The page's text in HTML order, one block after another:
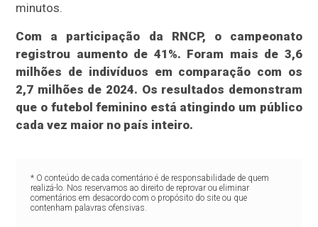
minutos.
Com a participação da RNCP,
o campeonato
registrou aumento de 41%. Foram mais de 3,6
milhões de indivíduos em comparação com os
2,7 milhões de 2024. Os resultados demonstram
que o futebol feminino está atingindo um público
cada vez maior no país inteiro.
* O conteúdo de cada comentário é de responsabilidade de quem
realizá-lo. Nos reservamos ao direito de reprovar ou eliminar
comentários em desacordo com o propósito do site ou que
contenham palavras ofensivas.